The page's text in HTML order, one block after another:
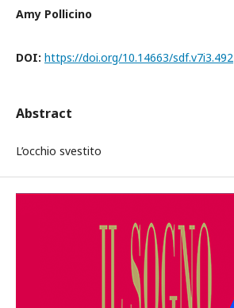
Amy Pollicino
DOI: https://doi.org/10.14663/sdf.v7i3.492
Abstract
L’occhio svestito